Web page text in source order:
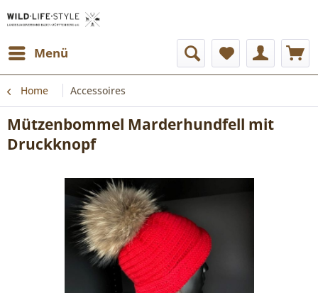
Menü
Home Accessoires
Mützenbommel Marderhundfell mit
Druckknopf